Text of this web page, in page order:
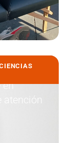
en
atención